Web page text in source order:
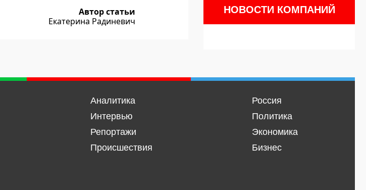
Автор статьи
Екатерина Радиневич
НОВОСТИ КОМПАНИЙ
Аналитика
Интервью
Репортажи
Происшествия
Россия
Политика
Экономика
Бизнес